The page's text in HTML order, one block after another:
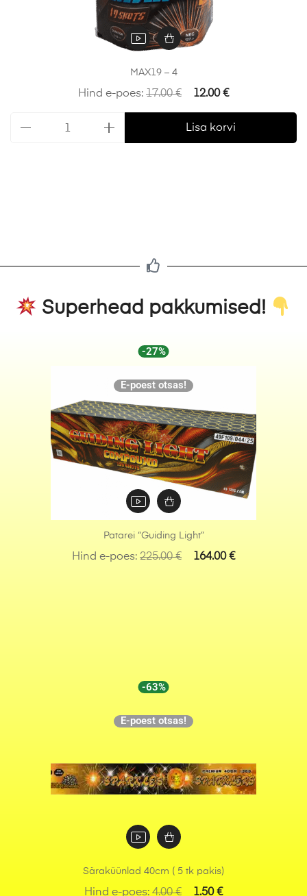
MAX19 – 4
Hind e-poes: 17.00€ 12.00€
Lisa korvi
Superhead pakkumised!
-27%
E-poest otsas!
Patarei “Guiding Light”
Hind e-poes: 225.00€ 164.00€
-63%
E-poest otsas!
Säraküünlad 40cm ( 5 tk pakis)
Hind e-poes: 4.00€ 1.50€